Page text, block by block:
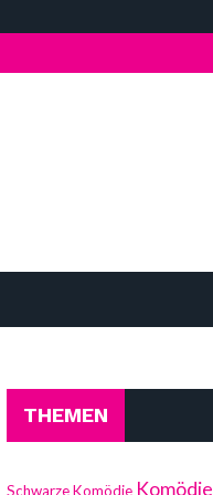
THEMEN
Schwarze Komödie Komödie